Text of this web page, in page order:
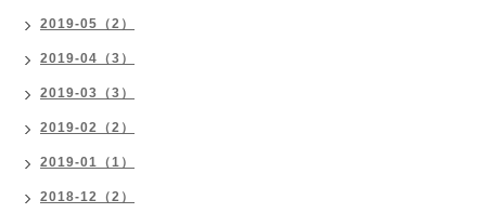
2019-05（2）
2019-04（3）
2019-03（3）
2019-02（2）
2019-01（1）
2018-12（2）